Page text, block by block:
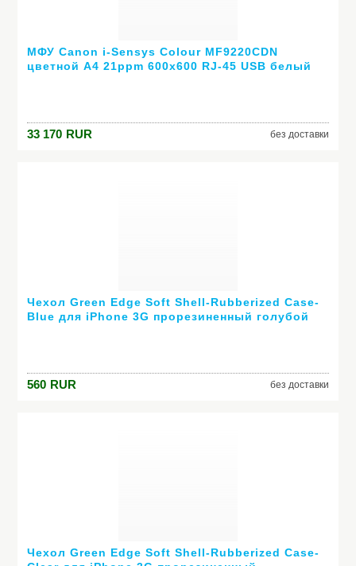
МФУ Canon i-Sensys Colour MF9220CDN
цветной А4 21ppm 600x600 RJ-45 USB белый
33 170 RUR без доставки
Чехол Green Edge Soft Shell-Rubberized Case-
Blue для iPhone 3G прорезиненный голубой
560 RUR без доставки
Чехол Green Edge Soft Shell-Rubberized Case-